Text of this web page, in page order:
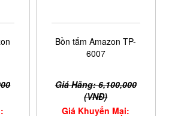
Bồn tắm Amazon TP-
6007
Giá Hãng: 6,100,000
(VNĐ)
Giá Khuyến Mại: